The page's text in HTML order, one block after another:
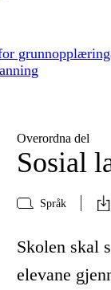
Overordna del
Sosial
Språk
Skolen skal
elevane